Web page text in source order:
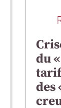
du
des